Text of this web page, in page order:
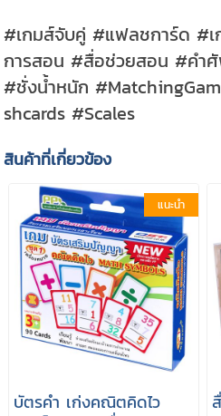
#เกมส์จับคู่ #แฟลชการ์ด #เ
การสอน #สื่อช่วยสอน #คำ
#ชั่งน้ำหนัก
shcards #Scales
สินค้าที่เกี่ยวข้อง
แนะนำ
บัตรคำ เก่งคณิตคิดไว